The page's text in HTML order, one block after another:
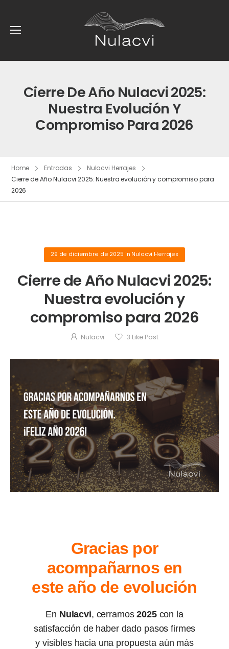
Cierre De Año Nulacvi 2025:
Nuestra Evolución Y
Compromiso Para 2026
Home Entradas
Nulacvi Herrajes
Cierre de Año Nulacvi 2025: Nuestra evolución y compromiso para
2026
29 de diciembre de 2025 in Nulacvi Herrajes
Cierre de Año Nulacvi 2025:
Nuestra evolución y
compromiso para 2026
Nulacvi 3 Like Post
Gracias por
acompañarnos en
este año de evolución
En Nulacvi, cerramos2025con la
satisfacción de haber dado pasos firmes
y visibles hacia una propuesta aún más